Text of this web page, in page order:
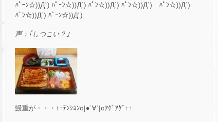
ﾊﾟｰﾝ☆))Д´) ﾊﾟｰﾝ☆))Д´) ﾊﾟﾝ☆))Д´) ﾊﾟﾝ☆))Д´) ﾊﾟﾝ☆))Д´)
ﾊﾟﾝ☆))Д´) ﾊﾟｰﾝ☆))Д´)
声：｢しつこい？｣
鰻重が・・・↑↑ﾃﾝｼｮﾝo|●´∀`|oｱｹﾞｱｹﾞ↑↑